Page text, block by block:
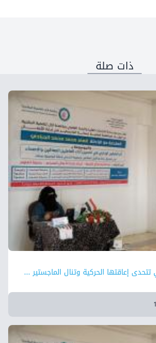
ذات صلة
تتحدى إعاقتها الحركية وتنال الماجستير ...